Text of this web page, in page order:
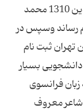
نیازم...» از یادداشتهای معین در شب 13 فروردین 1310 محمد
اتمام رساند وسپس در
تهران ثبت نام
او دانشجویی بسیار
فرانسوی
شاعر معروف